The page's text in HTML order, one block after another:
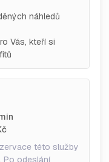
náhledů
Vás, kteří si
této služby
Po odeslání